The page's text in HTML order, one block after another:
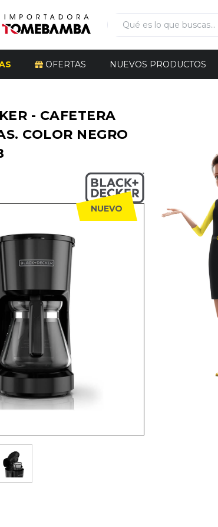
OFERTAS NUEVOS PRODUCTOS
- CAFETERA
COLOR NEGRO
NUEVO